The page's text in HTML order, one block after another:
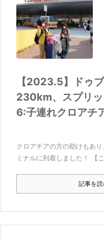
【2023.5】ドゥ
230km、スプリ
6:子連れクロアチ
クロアチアの方の助けもあ
ミナルに到着しました！ 【
記事を